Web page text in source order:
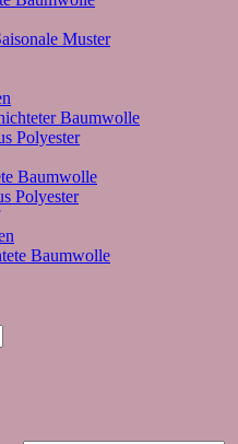
Muster
Baumwolle
Polyester
Baumwolle
Polyester
Baumwolle